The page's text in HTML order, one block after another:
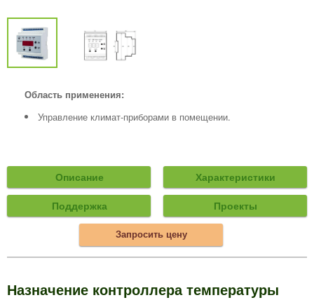
Область применения:
Управление климат-приборами в помещении.
Описание Характеристики
Поддержка Проекты
Запросить цену
Назначение контроллера температуры